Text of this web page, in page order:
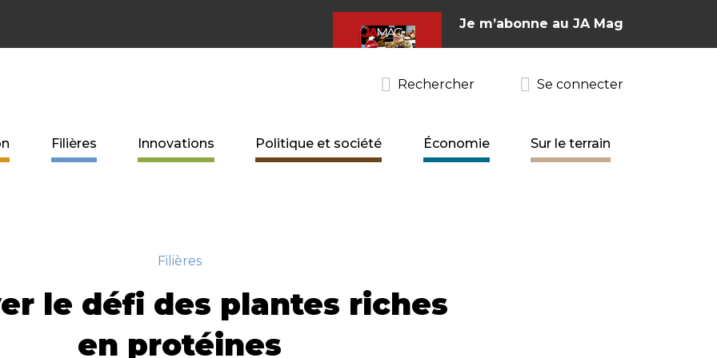
Je m’abonne au JA Mag
Rechercher Se connecter
Filières Innovations Politique et société Économie Sur le terrain
Filières
le défi des plantes riches
en protéines